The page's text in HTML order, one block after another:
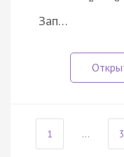
Зап…
1 ... 3